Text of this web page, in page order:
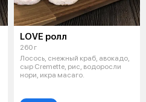
LOVE ролл
260 г
Лосось, снежный краб, авокадо,
сыр Cremette, рис, водоросли
нори, икра масаго.